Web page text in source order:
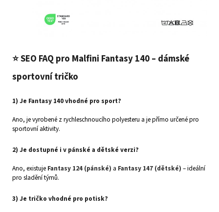
⭐SEO FAQ pro Malfini Fantasy 140 – dámské
sportovní tričko
1) Je Fantasy 140 vhodné pro sport?
Ano, je vyrobené z rychleschnoucího polyesteru a je přímo určené pro
sportovní aktivity.
2) Je dostupné i v pánské a dětské verzi?
Ano, existuje Fantasy 124 (pánské) a Fantasy 147 (dětské) – ideální
pro sladění týmů.
3) Je tričko vhodné pro potisk?